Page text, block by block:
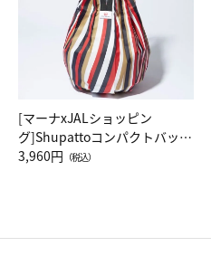
[マーナxJALショッピン
グ]Shupattoコンパクトバッグ
Drop JAL客室乗務員（LC）ス
3,960円 （税込）